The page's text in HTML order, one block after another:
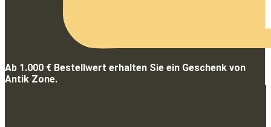
Ab 1.000 € Bestellwert erhalten Sie ein Geschenk von
Antik Zone.